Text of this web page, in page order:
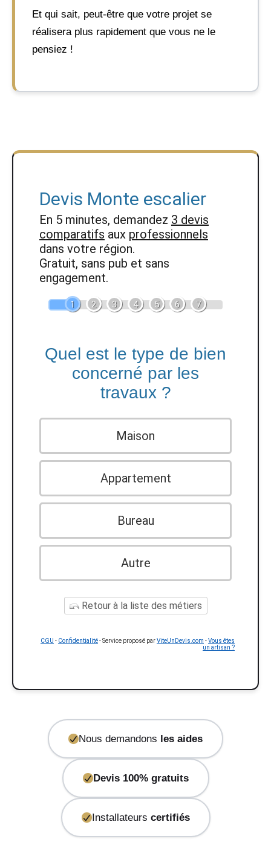
Et qui sait, peut-être que votre projet se
réalisera plus rapidement que vous ne le
pensiez !
Devis Monte escalier
En 5 minutes, demandez 3 devis
comparatifs aux professionnels
dans votre région.
Gratuit, sans pub et sans
engagement.
1 2 3 4 5 6 7
Quel est le type de bien
concerné par les
travaux ?
Maison
Appartement
Bureau
Autre
Retour à la liste des métiers
CGU - Confidentialité- Service proposé parViteUnDevis.com -Vous êtes
un artisan ?
Nous demandons les aides
Devis 100% gratuits
Installateurs certifiés